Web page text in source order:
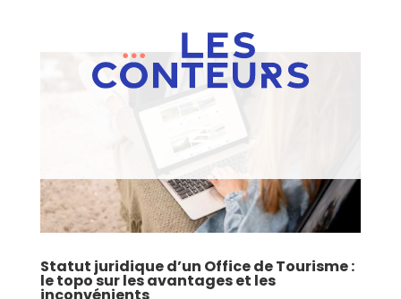
Statut juridique d’un Office de Tourisme :
le topo sur les avantages et les
inconvénients